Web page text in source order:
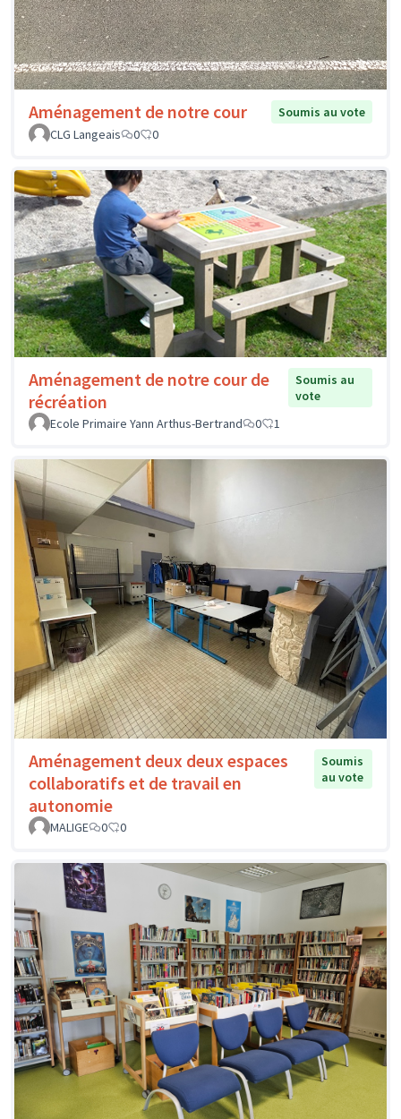
Aménagement de notre cour
Soumis au vote
CLG Langeais
0 0
Aménagement de notre cour de
récréation
Soumis au
vote
Ecole Primaire Yann Arthus-Bertrand
0 1
Aménagement deux deux espaces
collaboratifs et de travail en
autonomie
Soumis
au vote
MALIGE 0 0